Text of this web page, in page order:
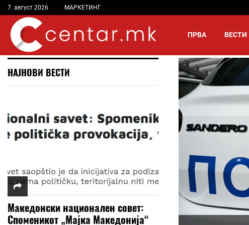
7. август 2026 МАРКЕТИНГ
ПРВА ВЕСТИ
НАЈНОВИ ВЕСТИ
Македонски национален совет:
Споменикот „Мајка Македонија“